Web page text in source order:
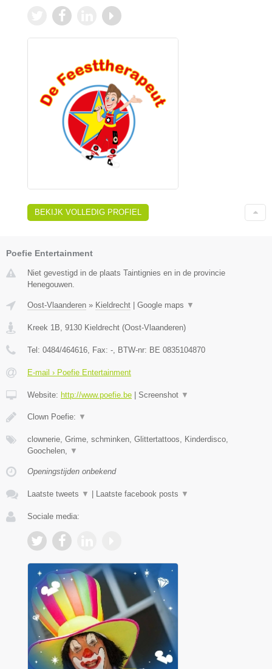
BEKIJK VOLLEDIG PROFIEL
Poefie Entertainment
Niet gevestigd in de plaats Taintignies en in de provincie
Henegouwen.
Oost-Vlaanderen » Kieldrecht | Google maps ▼
Kreek 1B 9130 Kieldrecht (Oost-Vlaanderen)
Tel: 0484/464616 , Fax: - , BTW-nr: BE 0835104870
E-mail › Poefie Entertainment
Website: http://www.poefie.be | Screenshot ▼
Clown Poefie: ▼
clownerie, Grime, schminken, Glittertattoos, Kinderdisco,
Goochelen,
▼
Openingstijden onbekend
Laatste tweets ▼ | Laatste facebook posts ▼
Sociale media: